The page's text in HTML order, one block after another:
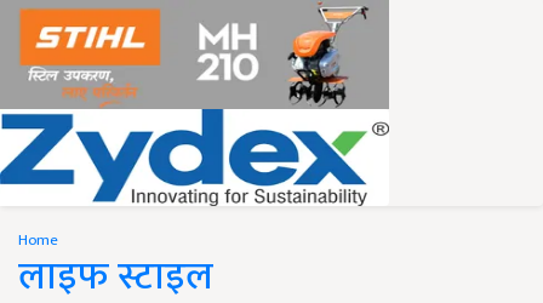
Home
लाइफ स्टाइल